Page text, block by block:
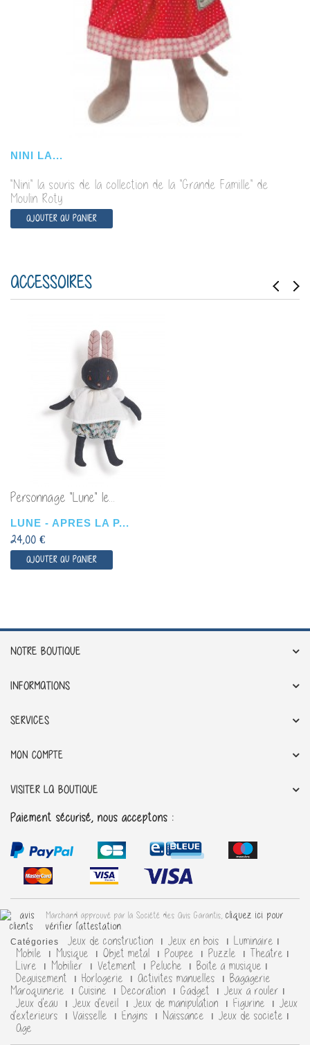
NINI LA...
"Nini" la souris de la collection de la "Grande Famille" de
Moulin Roty
AJOUTER AU PANIER
ACCESSOIRES
Personnage "Lune" le...
LUNE - APRES LA P...
24,00 €
AJOUTER AU PANIER
NOTRE BOUTIQUE
INFORMATIONS
SERVICES
MON COMPTE
VISITER LA BOUTIQUE
Paiement sécurisé, nous acceptons :
Marchand approuvé par la Société des Avis Garantis, cliquez ici pour
vérifier l'attestation
Catégories
Jeux de construction Jeux en bois
Luminaire
Mobile
Musique Objet metal Poupee Puzzle
Theatre
Livre
Mobilier Vetement Peluche
Boite a musique
Deguisement
Horlogerie Activites manuelles
Bagagerie
Maroquinerie
Cuisine Decoration Gadget
Jeux a rouler
Jeux d'eau
Jeux d'eveil Jeux de manipulation Figurine
Jeux
d'exterieurs
Vaisselle Engins Naissance
Jeux de societe
Age